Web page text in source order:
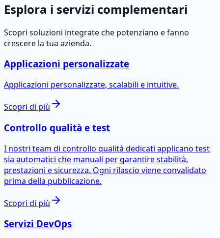
Esplora i servizi complementari
Scopri soluzioni integrate che potenziano e fanno
crescere la tua azienda.
Applicazioni personalizzate
Applicazioni personalizzate, scalabili e intuitive.
Scopri di più
Controllo qualità e test
I nostri team di controllo qualità dedicati applicano test
sia automatici che manuali per garantire stabilità,
prestazioni e sicurezza. Ogni rilascio viene convalidato
prima della pubblicazione.
Scopri di più
Servizi DevOps